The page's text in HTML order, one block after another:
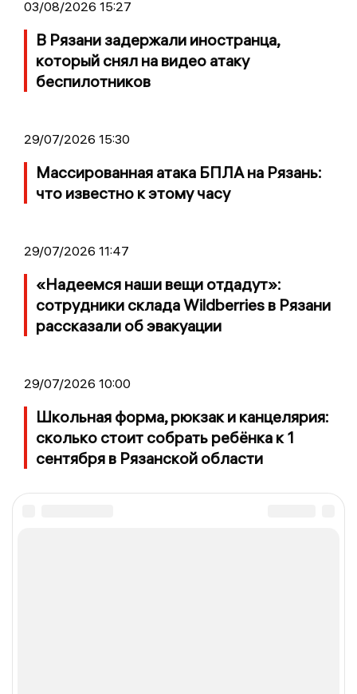
03/08/2026 15:27
В Рязани задержали иностранца,
который снял на видео атаку
беспилотников
29/07/2026 15:30
Массированная атака БПЛА на Рязань:
что известно к этому часу
29/07/2026 11:47
«Надеемся наши вещи отдадут»:
сотрудники склада Wildberries в Рязани
рассказали об эвакуации
29/07/2026 10:00
Школьная форма, рюкзак и канцелярия:
сколько стоит собрать ребёнка к 1
сентября в Рязанской области